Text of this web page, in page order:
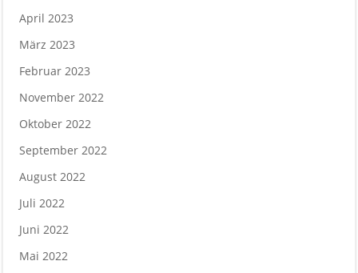
April 2023
März 2023
Februar 2023
November 2022
Oktober 2022
September 2022
August 2022
Juli 2022
Juni 2022
Mai 2022